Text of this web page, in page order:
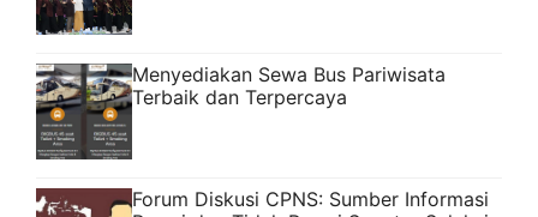
Menyediakan Sewa Bus Pariwisata
Terbaik dan Terpercaya
Forum Diskusi CPNS: Sumber Informasi